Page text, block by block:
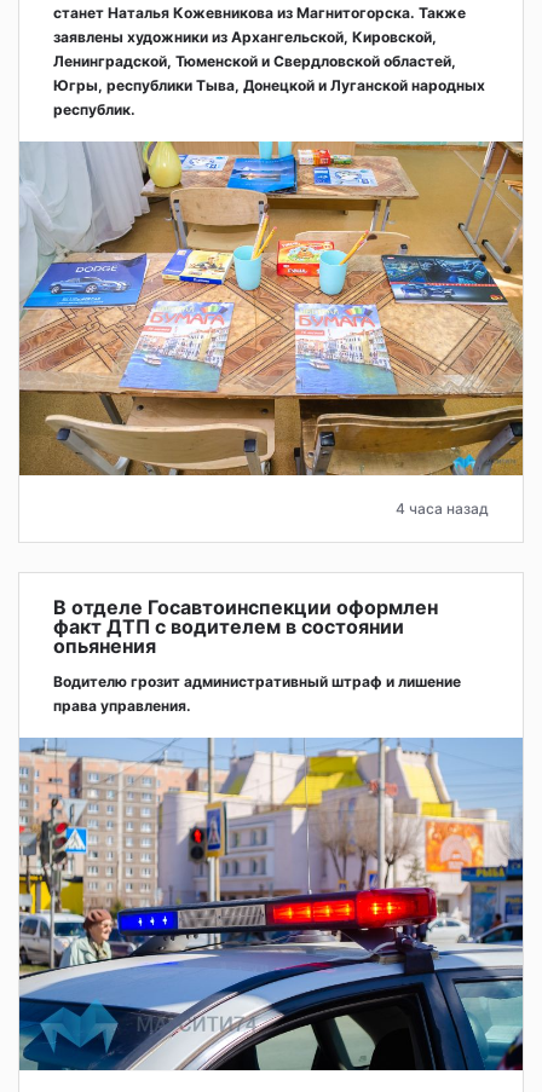
станет Наталья Кожевникова из Магнитогорска. Также
заявлены художники из Архангельской, Кировской,
Ленинградской, Тюменской и Свердловской областей,
Югры, республики Тыва, Донецкой и Луганской народных
республик.
4 часа назад
В отделе Госавтоинспекции оформлен
факт ДТП с водителем в состоянии
опьянения
Водителю грозит административный штраф и лишение
права управления.